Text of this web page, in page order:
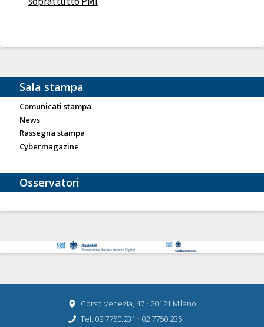
Sala stampa
Comunicati stampa
News
Rassegna stampa
Cybermagazine
Osservatori
Corso Venezia, 47 • 20121 Milano
Tel. 02 7750.231 • 02 7750 235